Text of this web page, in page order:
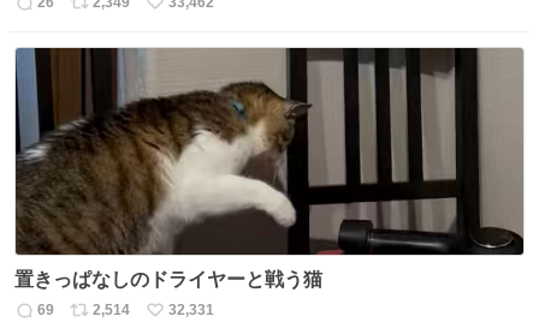
返
数
リ
数
い
置きっぱなしのドライヤーと戦う猫
返
69
リ
2,514
い
32,331